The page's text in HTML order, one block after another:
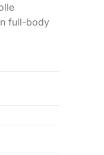
full-body